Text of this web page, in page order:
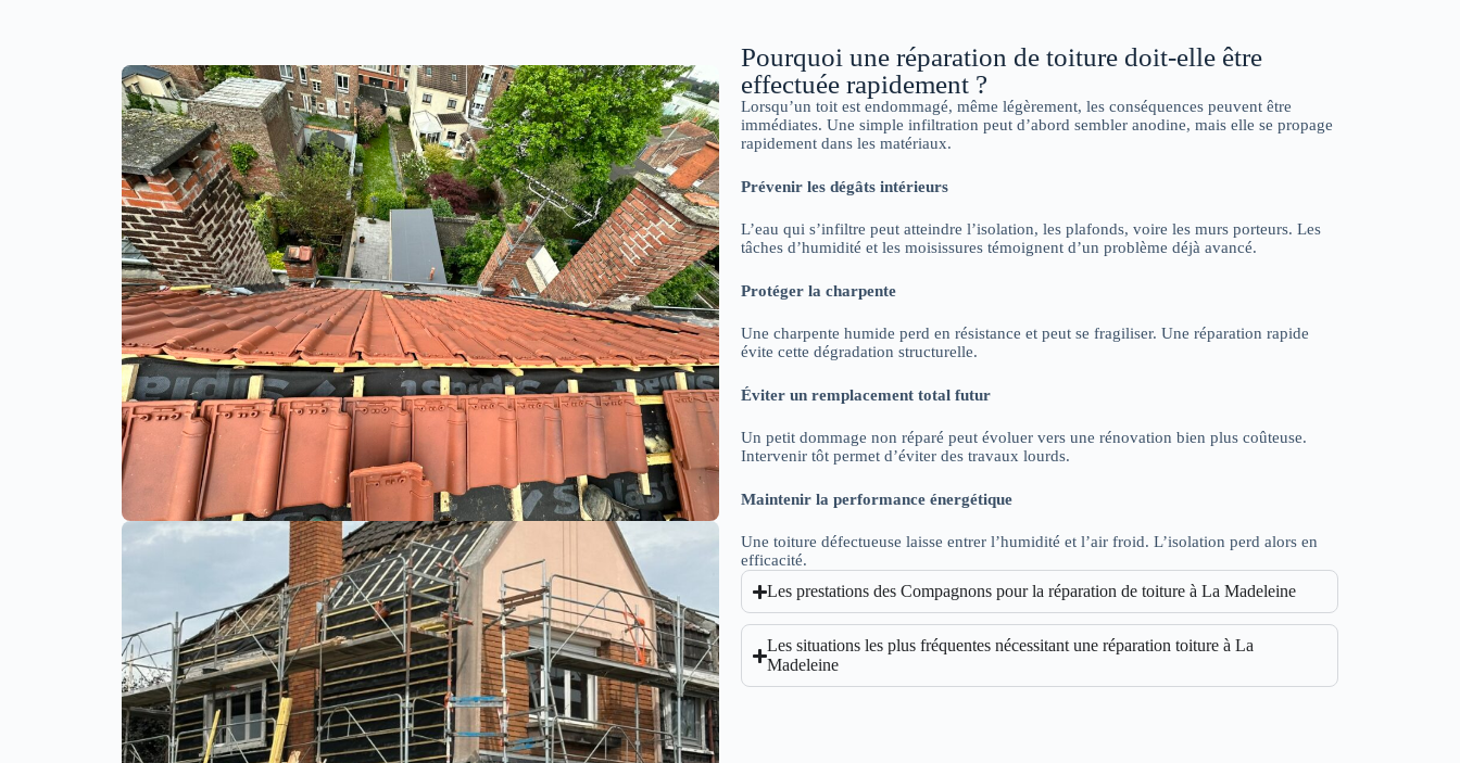
Pourquoi une réparation de toiture doit-elle être
effectuée rapidement ?
Lorsqu’un toit est endommagé, même légèrement, les conséquences peuvent être
immédiates. Une simple infiltration peut d’abord sembler anodine, mais elle se propage
rapidement dans les matériaux.
Prévenir les dégâts intérieurs
L’eau qui s’infiltre peut atteindre l’isolation, les plafonds, voire les murs porteurs. Les
tâches d’humidité et les moisissures témoignent d’un problème déjà avancé.
Protéger la charpente
Une charpente humide perd en résistance et peut se fragiliser. Une réparation rapide
évite cette dégradation structurelle.
Éviter un remplacement total futur
Un petit dommage non réparé peut évoluer vers une rénovation bien plus coûteuse.
Intervenir tôt permet d’éviter des travaux lourds.
Maintenir la performance énergétique
Une toiture défectueuse laisse entrer l’humidité et l’air froid. L’isolation perd alors en
efficacité.
Les prestations des Compagnons pour la réparation de toiture à La Madeleine
Les situations les plus fréquentes nécessitant une réparation toiture à La
Madeleine